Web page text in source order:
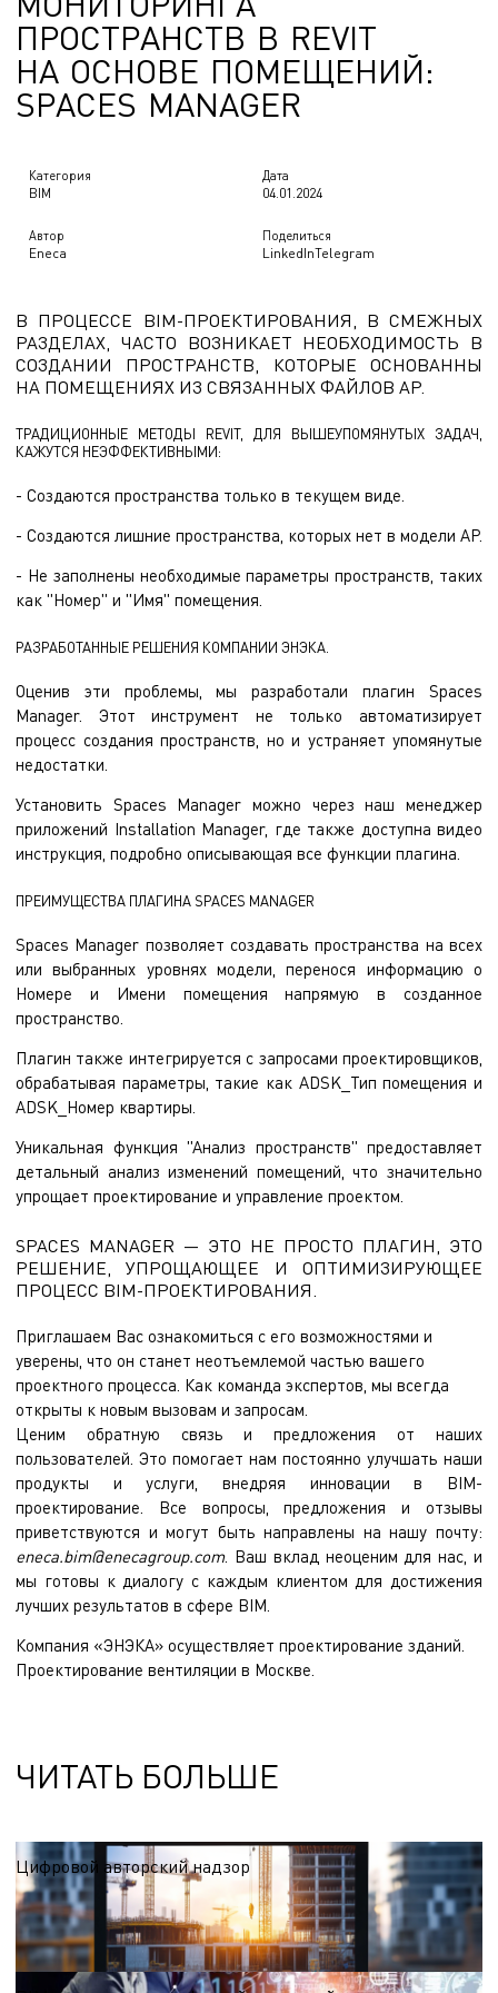
ПРОСТРАНСТВ В REVIT
НА ОСНОВЕ ПОМЕЩЕНИЙ:
SPACES MANAGER
Категория
BIM
Дата
04.01.2024
Автор
Eneca
Поделиться
LinkedInTelegram
В ПРОЦЕССЕ BIM-ПРОЕКТИРОВАНИЯ, В СМЕЖНЫХ
РАЗДЕЛАХ, ЧАСТО ВОЗНИКАЕТ НЕОБХОДИМОСТЬ В
СОЗДАНИИ ПРОСТРАНСТВ, КОТОРЫЕ ОСНОВАННЫ
НА ПОМЕЩЕНИЯХ ИЗ СВЯЗАННЫХ ФАЙЛОВ АР.
ТРАДИЦИОННЫЕ МЕТОДЫ REVIT, ДЛЯ ВЫШЕУПОМЯНУТЫХ ЗАДАЧ,
КАЖУТСЯ НЕЭФФЕКТИВНЫМИ:
- Создаются пространства только в текущем виде.
- Создаются лишние пространства, которых нет в модели АР.
- Не заполнены необходимые параметры пространств, таких
как "Номер" и "Имя" помещения.
РАЗРАБОТАННЫЕ РЕШЕНИЯ КОМПАНИИ ЭНЭКА.
Оценив эти проблемы, мы разработали плагин Spaces
Manager. Этот инструмент не только автоматизирует
процесс создания пространств, но и устраняет упомянутые
недостатки.
Установить Spaces Manager можно через наш менеджер
приложений Installation Manager, где также доступна видео
инструкция, подробно описывающая все функции плагина.
ПРЕИМУЩЕСТВА ПЛАГИНА SPACES MANAGER
Spaces Manager позволяет создавать пространства на всех
или выбранных уровнях модели, перенося информацию о
Номере и Имени помещения напрямую в созданное
пространство.
Плагин также интегрируется с запросами проектировщиков,
обрабатывая параметры, такие как ADSK_Тип помещения и
ADSK_Номер квартиры.
Уникальная функция "Анализ пространств" предоставляет
детальный анализ изменений помещений, что значительно
упрощает проектирование и управление проектом.
SPACES MANAGER — ЭТО НЕ ПРОСТО ПЛАГИН, ЭТО
РЕШЕНИЕ, УПРОЩАЮЩЕЕ И ОПТИМИЗИРУЮЩЕЕ
ПРОЦЕСС BIM-ПРОЕКТИРОВАНИЯ.
Приглашаем Вас ознакомиться с его возможностями и
уверены, что он станет неотъемлемой частью вашего
проектного процесса. Как команда экспертов, мы всегда
открыты к новым вызовам и запросам.
Ценим обратную связь и предложения от наших
пользователей. Это помогает нам постоянно улучшать наши
продукты и услуги, внедряя инновации в BIM-
проектирование. Все вопросы, предложения и отзывы
приветствуются и могут быть направлены на нашу почту:
eneca.bim@enecagroup.com. Ваш вклад неоценим для нас, и
мы готовы к диалогу с каждым клиентом для достижения
лучших результатов в сфере BIM.
Компания «ЭНЭКА» осуществляет проектирование зданий
Проектирование вентиляции в Москве.
ЧИТАТЬ БОЛЬШЕ
Цифровой авторский надзор
Внедрение цифрового авторского надзора позволяет объединить
классический контроль за строительством с передовыми BIM-технологиями и
инструментами дополненной реальности (AR), создавая единую экосистему
управления проектом.
05.02.2026